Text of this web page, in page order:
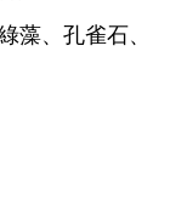
藻、孔雀石、